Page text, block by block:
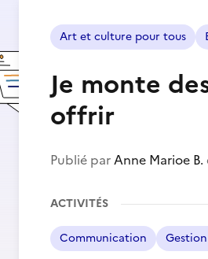
Art et culture pour tous
Je monte
offrir
Publié parAnne Marioe B.
ACTIVITÉS
Communication